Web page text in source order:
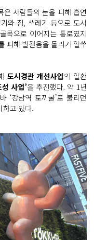
은 사람들의 눈을 피해 흡연
와 침, 쓰레기 등으로 도시
목으로 이어지는 통로였지
피해 발걸음을 돌리기 일쑤
도시경관 개선사업의 일환
사업’을 추진했다. 약 1년
‘강남역 토끼굴’로 불리던
하고 있다.